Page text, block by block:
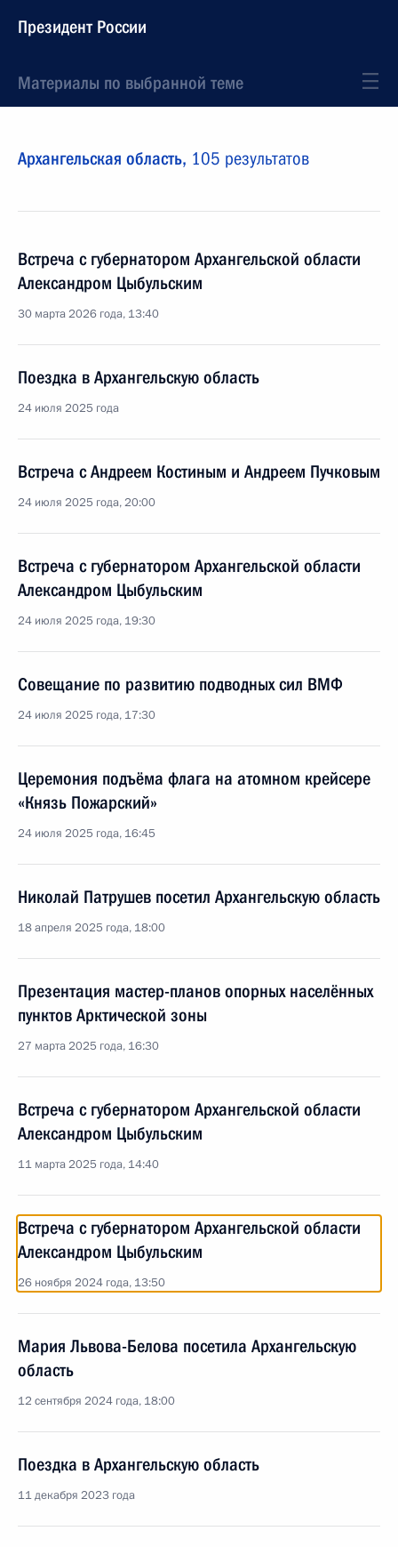
Президент России
Материалы по выбранной теме
Архангельская область, 105 результатов
Встреча с губернатором Архангельской области
Александром Цыбульским
30 марта 2026 года, 13:40
Поездка в Архангельскую область
24 июля 2025 года
Встреча с Андреем Костиным и Андреем Пучковым
24 июля 2025 года, 20:00
Встреча с губернатором Архангельской области
Александром Цыбульским
24 июля 2025 года, 19:30
Совещание по развитию подводных сил ВМФ
24 июля 2025 года, 17:30
Церемония подъёма флага на атомном крейсере
«Князь Пожарский»
24 июля 2025 года, 16:45
Николай Патрушев посетил Архангельскую область
18 апреля 2025 года, 18:00
Презентация мастер-планов опорных населённых
пунктов Арктической зоны
27 марта 2025 года, 16:30
Встреча с губернатором Архангельской области
Александром Цыбульским
11 марта 2025 года, 14:40
Встреча с губернатором Архангельской области
Александром Цыбульским
26 ноября 2024 года, 13:50
Мария Львова-Белова посетила Архангельскую
область
12 сентября 2024 года, 18:00
Поездка в Архангельскую область
11 декабря 2023 года